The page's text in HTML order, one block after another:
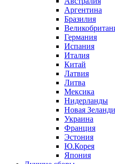
Аргентина
Бразилия
Германия
Испания
Италия
Китай
Латвия
Литва
Мексика
Нидерланды
Новая
Украина
Франция
Эстония
Ю.Корея
Япония